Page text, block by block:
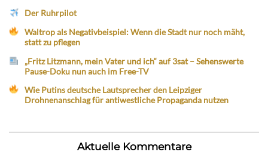
Der Ruhrpilot
Waltrop als Negativbeispiel: Wenn die Stadt nur noch mäht,
statt zu pflegen
„Fritz Litzmann, mein Vater und ich“ auf 3sat – Sehenswerte
Pause-Doku nun auch im Free-TV
Wie Putins deutsche Lautsprecher den Leipziger
Drohnenanschlag für antiwestliche Propaganda nutzen
Aktuelle Kommentare